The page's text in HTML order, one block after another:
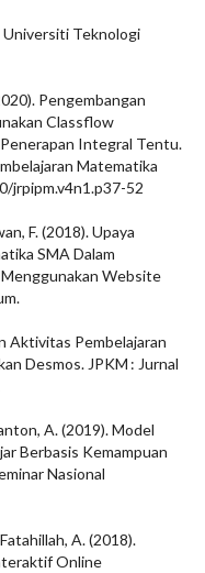
Universiti Teknologi
Pengembangan
Classflow
Integral Tentu.
Matematika
jrpipm.v4n1.p37-52
F. (2018). Upaya
SMA Dalam
Website
Aktivitas Pembelajaran
Desmos. JPKM : Jurnal
A. (2019). Model
Berbasis Kemampuan
Nasional
A. (2018).
Online